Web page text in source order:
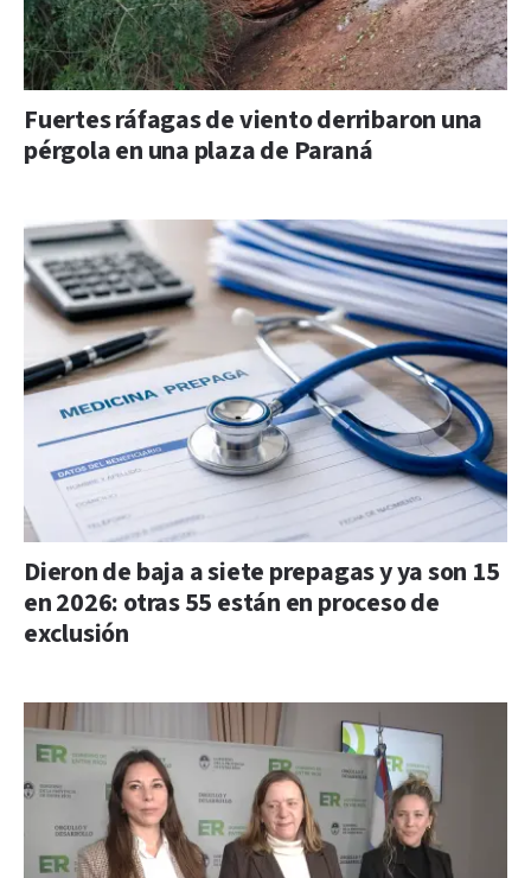
Fuertes ráfagas de viento derribaron una
pérgola en una plaza de Paraná
Dieron de baja a siete prepagas y ya son 15
en 2026: otras 55 están en proceso de
exclusión